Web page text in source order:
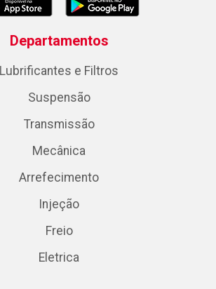
Departamentos
Lubrificantes e Filtros
Suspensão
Transmissão
Mecânica
Arrefecimento
Injeção
Freio
Eletrica